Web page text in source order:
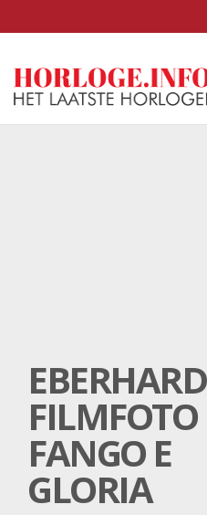
EBERHARD
FILMFOTO
FANGO E
GLORIA